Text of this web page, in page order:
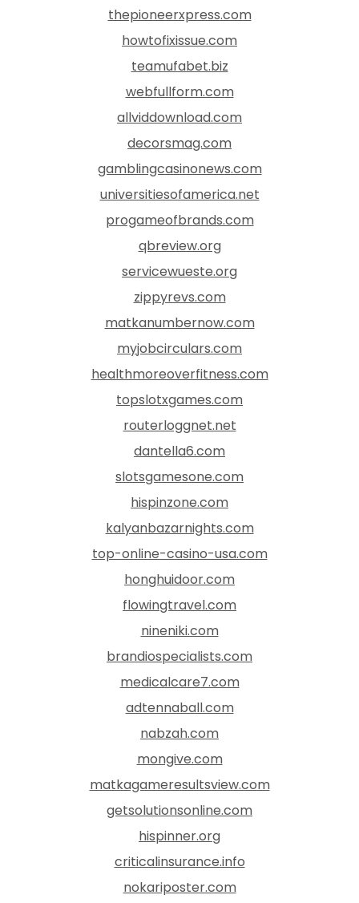
thepioneerxpress.com
howtofixissue.com
teamufabet.biz
webfullform.com
allviddownload.com
decorsmag.com
gamblingcasinonews.com
universitiesofamerica.net
progameofbrands.com
qbreview.org
servicewueste.org
zippyrevs.com
matkanumbernow.com
myjobcirculars.com
healthmoreoverfitness.com
topslotxgames.com
routerloggnet.net
dantella6.com
slotsgamesone.com
hispinzone.com
kalyanbazarnights.com
top-online-casino-usa.com
honghuidoor.com
flowingtravel.com
nineniki.com
brandiospecialists.com
medicalcare7.com
adtennaball.com
nabzah.com
mongive.com
matkagameresultsview.com
getsolutionsonline.com
hispinner.org
criticalinsurance.info
nokariposter.com